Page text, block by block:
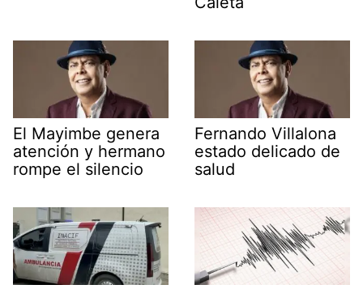
El Mayimbe genera
atención y hermano
rompe el silencio
Fernando Villalona
estado delicado de
salud